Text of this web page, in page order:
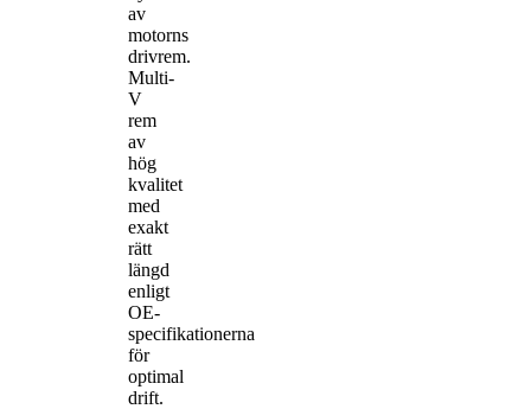
av
motorns
drivrem.
Multi-
V
rem
av
hög
kvalitet
med
exakt
rätt
längd
enligt
OE-
specifikationerna
för
optimal
drift.